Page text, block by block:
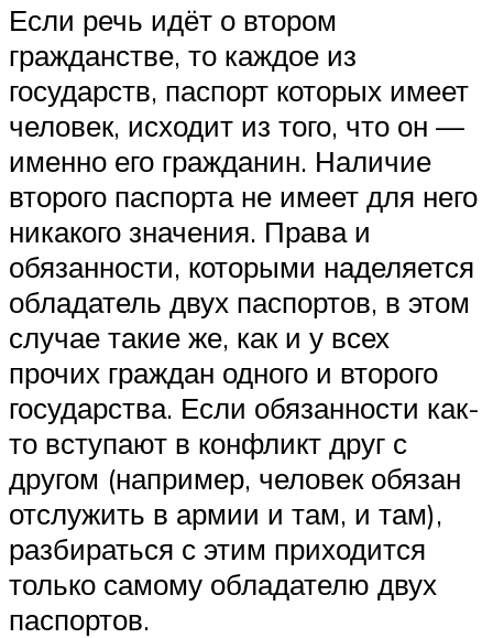
Если речь идёт о втором
гражданстве, то каждое из
государств, паспорт которых имеет
человек, исходит из того, что он —
именно его гражданин. Наличие
второго паспорта не имеет для него
никакого значения. Права и
обязанности, которыми наделяется
обладатель двух паспортов, в этом
случае такие же, как и у всех
прочих граждан одного и второго
государства. Если обязанности как-
то вступают в конфликт друг с
другом (например, человек обязан
отслужить в армии и там, и там),
разбираться с этим приходится
только самому обладателю двух
паспортов.